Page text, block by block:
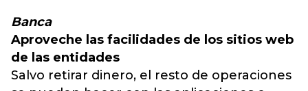
Banca
Aproveche las facilidades de los sitios web
de las entidades
Salvo retirar dinero, el resto de operaciones